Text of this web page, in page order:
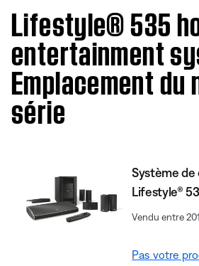
Lifestyle® 535
entertainment
Emplacement du
série
Système de
Lifestyle®
Vendu entre
Pas votre